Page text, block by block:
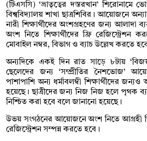
(টিএসসি) ‘ভ্রাতৃত্বের দস্তরখান’
বিশ্ববিদ্যালয় শাখা ছাত্রশিবির। আয়োজনে
নারী শিক্ষার্থীদের অংশগ্রহণের জন্য আলাদা
অংশ নিতে শিক্ষার্থীদের ফ্রি রেজিস্ট্রেশন
মোবাইল নম্বর, বিভাগ ও ব্যাচ উল্লেখ করতে
অন্যদিকে একই দিন রাত সাড়ে ৮টায়
ছেলেদের জন্য ‘সম্প্রীতির নৈশভোজ’
পাশাপাশি অন্য ধর্মাবলম্বী শিক্ষার্থীদের
হয়েছে। ছাত্রীদের জন্য নিজ নিজ হলে পৃথক
নিশ্চিত করা হবে বলে জানানো হয়েছে।
উভয় সংগঠনের আয়োজনে অংশ নিতে আগ্রহী
রেজিস্ট্রেশন সম্পন্ন করতে হবে।